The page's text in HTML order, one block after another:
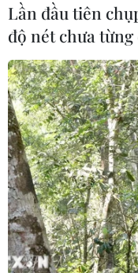
Quân đội Syria
tại thành phố
05/09/2021 22:05
Lần đầu tiên
độ nét chưa từng